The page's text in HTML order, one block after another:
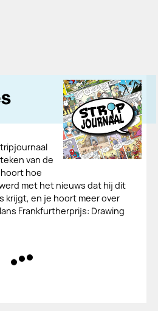
van de
hoe
met het nieuws dat hij dit
krijgt, en je hoort meer over
Frankfurtherprijs: Drawing